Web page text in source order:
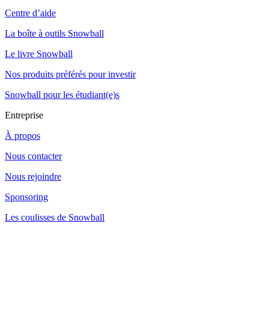
Centre d’aide
La boîte à outils Snowball
Le livre Snowball
Nos produits préférés pour investir
Snowball pour les étudiant(e)s
Entreprise
À propos
Nous contacter
Nous rejoindre
Sponsoring
Les coulisses de Snowball